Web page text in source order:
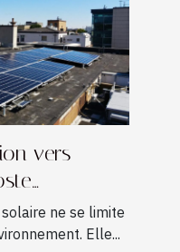
vers
ne se limite
Elle...